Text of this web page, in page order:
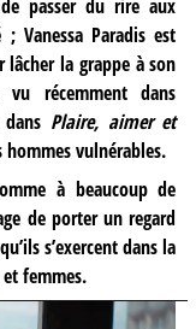
passer du rire aux
Vanessa Paradis est
la grappe à son
récemment dans
Plaire, aimer et
vulnérables.
à beaucoup de
de porter un regard
s’exercent dans la
femmes.